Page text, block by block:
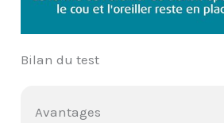
Bilan du test
Avantages